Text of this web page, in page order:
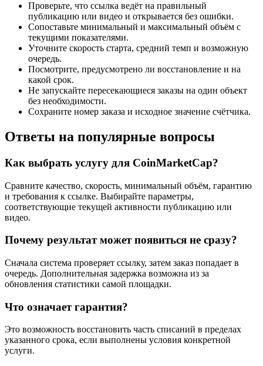
Проверьте, что ссылка ведёт на правильный
публикацию или видео и открывается без ошибки.
Сопоставьте минимальный и максимальный объём с
текущими показателями.
Уточните скорость старта, средний темп и возможную
очередь.
Посмотрите, предусмотрено ли восстановление и на
какой срок.
Не запускайте пересекающиеся заказы на один объект
без необходимости.
Сохраните номер заказа и исходное значение счётчика.
Ответы на популярные вопросы
Как выбрать услугу для CoinMarketCap?
Сравните качество, скорость, минимальный объём, гарантию
и требования к ссылке. Выбирайте параметры,
соответствующие текущей активности публикацию или
видео.
Почему результат может появиться не сразу?
Сначала система проверяет ссылку, затем заказ попадает в
очередь. Дополнительная задержка возможна из за
обновления статистики самой площадки.
Что означает гарантия?
Это возможность восстановить часть списаний в пределах
указанного срока, если выполнены условия конкретной
услуги.